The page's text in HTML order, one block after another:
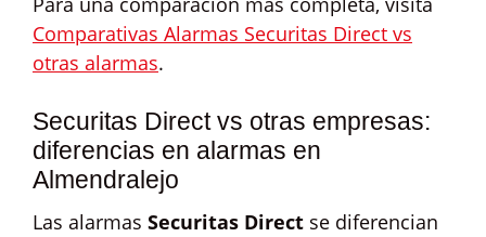
Comparativas Alarmas Securitas Direct vs
otras alarmas.
Securitas Direct vs otras empresas:
diferencias en alarmas en
Almendralejo
Las alarmas Securitas Direct se diferencian